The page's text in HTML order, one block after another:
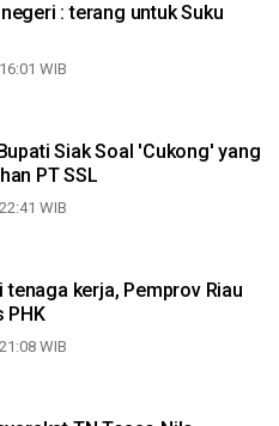
: terang untuk Suku
WIB
Siak Soal 'Cukong' yang
PT SSL
WIB
tenaga kerja, Pemprov Riau
PHK
WIB